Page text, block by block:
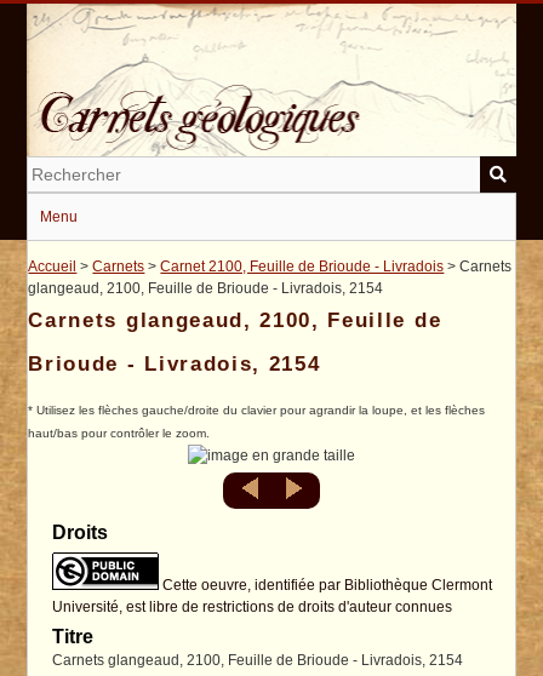
Passer
Menu
Accueil >Carnets >Carnet 2100, Feuille de Brioude - Livradois > Carnets
glangeaud, 2100, Feuille de Brioude - Livradois, 2154
Carnets glangeaud, 2100, Feuille de
Brioude - Livradois, 2154
* Utilisez les flèches gauche/droite du clavier pour agrandir la loupe, et les flèches
haut/bas pour contrôler le zoom.
Droits
Cette oeuvre, identifiée par Bibliothèque Clermont
Université, est libre de restrictions de droits d'auteur connues
Titre
Carnets glangeaud, 2100, Feuille de Brioude - Livradois, 2154